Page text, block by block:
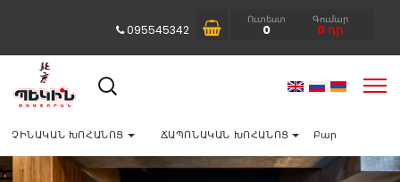
095545342
Ուտեստ
0
Գումար
0 դր
ՉԻՆԱԿԱՆ ԽՈՀԱՆՈՑ ՃԱՊՈՆԱԿԱՆ ԽՈՀԱՆՈՑ Բար